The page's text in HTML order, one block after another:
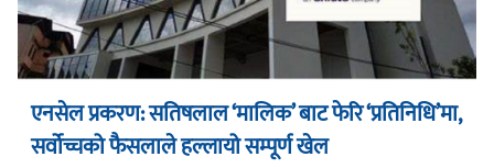
एनसेल प्रकरण: सतिषलाल ‘मालिक’ बाट फेरि ‘प्रतिनिधि’मा,
सर्वोच्चको फैसलाले हल्लायो सम्पूर्ण खेल